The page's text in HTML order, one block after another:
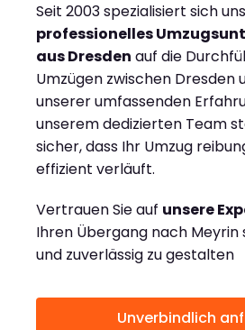
Seit 2003 spezialisiert sich
professionelles
aus Dresden auf die
Umzügen zwischen Dresden
unserer umfassenden
unserem dedizierten Team
sicher, dass Ihr Umzug
effizient verläuft.
Vertrauen Sie auf unsere
Ihren Übergang nach Meyrin
und zuverlässig zu gestalten
Unverbindlich